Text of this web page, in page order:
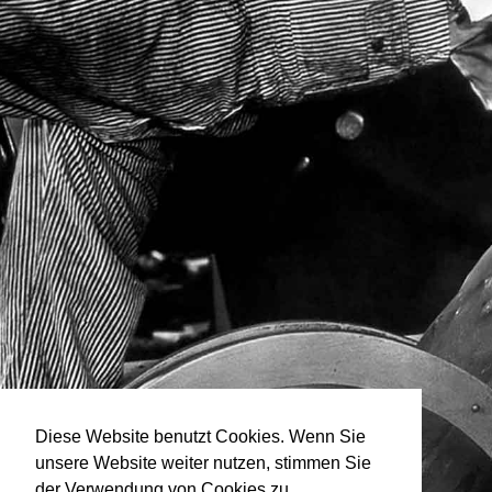
Diese Website benutzt Cookies. Wenn Sie
unsere Website weiter nutzen, stimmen Sie